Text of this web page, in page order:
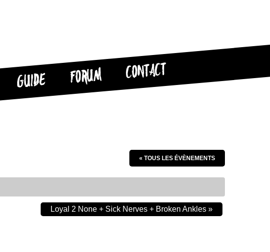
GUIDE FORUM CONTACT
« TOUS LES ÉVÈNEMENTS
Loyal 2 None + Sick Nerves + Broken Ankles »